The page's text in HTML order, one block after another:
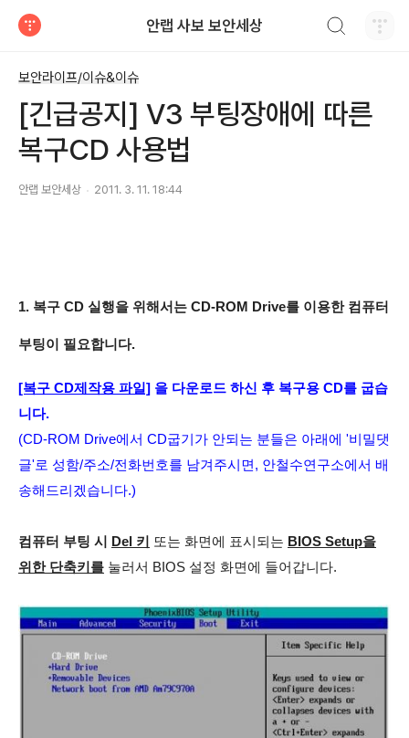
안랩 사보 보안세상
보안라이프/이슈&이슈
[긴급공지] V3 부팅장애에 따른
복구CD 사용법
안랩 보안세상 2011. 3. 11. 18:44
1. 복구 CD 실행을 위해서는 CD-ROM Drive를 이용한 컴퓨터
부팅이 필요합니다.
[복구 CD제작용 파일] 을 다운로드 하신 후 복구용 CD를 굽습
니다.
(CD-ROM Drive에서 CD굽기가 안되는 분들은 아래에 '비밀댓
글'로 성함/주소/전화번호를 남겨주시면, 안철수연구소에서 배
송해드리겠습니다.)
컴퓨터 부팅 시 Del 키 또는 화면에 표시되는 BIOS Setup을
위한 단축키를 눌러서 BIOS 설정 화면에 들어갑니다.